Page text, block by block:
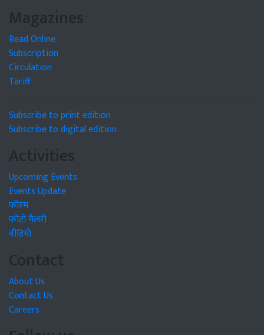
Magazines
Read Online
Subscription
Circulation
Tariff
Subscribe to print edition
Subscribe to digital edition
Activities
Upcoming Events
Events Update
फोरम
फोटो गैलरी
वीडियो
Contact
About Us
Contact Us
Careers